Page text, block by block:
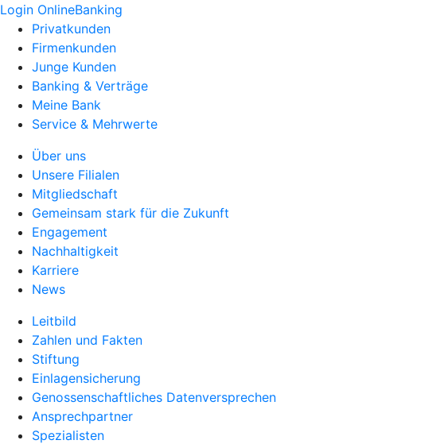
Login OnlineBanking
Privatkunden
Firmenkunden
Junge Kunden
Banking & Verträge
Meine Bank
Service & Mehrwerte
Über uns
Unsere Filialen
Mitgliedschaft
Gemeinsam stark für die Zukunft
Engagement
Nachhaltigkeit
Karriere
News
Leitbild
Zahlen und Fakten
Stiftung
Einlagensicherung
Genossenschaftliches Datenversprechen
Ansprechpartner
Spezialisten